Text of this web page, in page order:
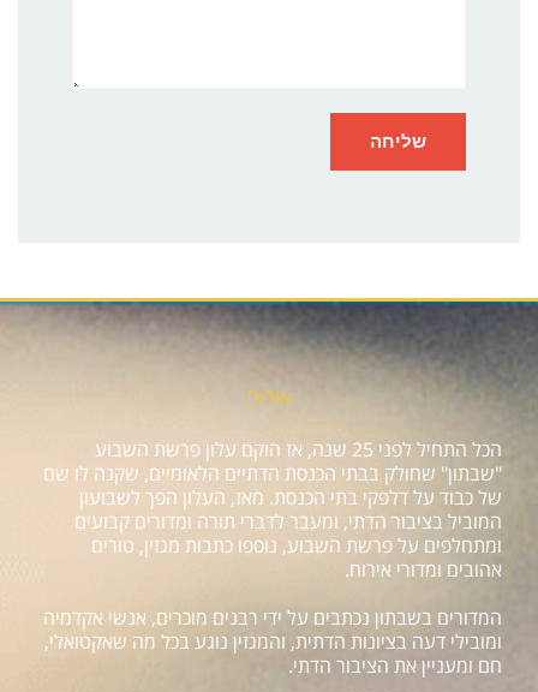
אודות
הכל התחיל לפני 25 שנה, אז הוקם עלון פרשת השבוע
"שבתון" שחולק בבתי הכנסת הדתיים הלאומיים, שקנה לו שם
של כבוד על דלפקי בתי הכנסת. מאז, העלון הפך לשבועון
המוביל בציבור הדתי, ומעבר לדברי תורה ומדורים קבועים
ומתחלפים על פרשת השבוע, נוספו כתבות מגזין, טורים
אהובים ומדורי אירוח.
המדורים בשבתון נכתבים על ידי רבנים מוכרים, אנשי אקדמיה
ומובילי דעה בציונות הדתית, והמגזין נוגע בכל מה שאקטואלי,
חם ומעניין את הציבור הדתי.